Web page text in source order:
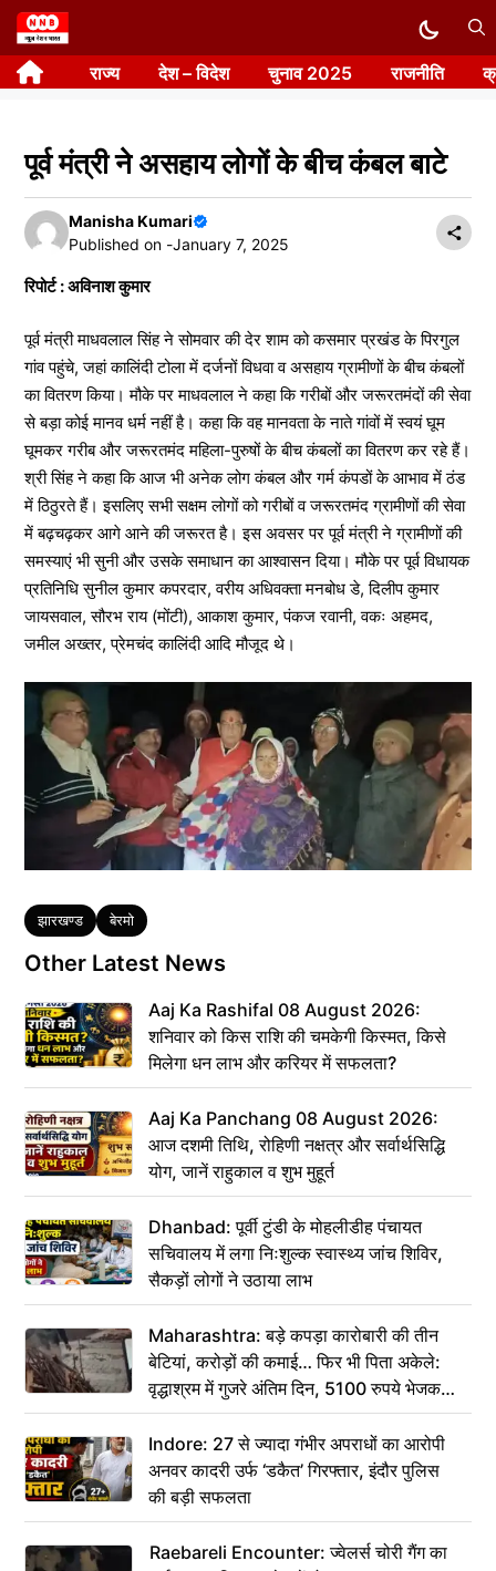
Skip
to
content राज्य देश – विदेश चुनाव 2025 राजनीति
पूर्व मंत्री ने असहाय लोगों के बीच कंबल बाटे
Manisha Kumari
Published on -January 7, 2025
रिपोर्ट : अविनाश कुमार
पूर्व मंत्री माधवलाल सिंह ने सोमवार की देर शाम को कसमार प्रखंड के पिरगुल
गांव पहुंचे, जहां कालिंदी टोला में दर्जनों विधवा व असहाय ग्रामीणों के बीच कंबलों
का वितरण किया। मौके पर माधवलाल ने कहा कि गरीबों और जरूरतमंदों की सेवा
से बड़ा कोई मानव धर्म नहीं है। कहा कि वह मानवता के नाते गांवों में स्वयं घूम
घूमकर गरीब और जरूरतमंद महिला-पुरुषों के बीच कंबलों का वितरण कर रहे हैं।
श्री सिंह ने कहा कि आज भी अनेक लोग कंबल और गर्म कंपडों के आभाव में ठंड
में ठिठुरते हैं। इसलिए सभी सक्षम लोगों को गरीबों व जरूरतमंद ग्रामीणों की सेवा
में बढ़चढ़कर आगे आने की जरूरत है। इस अवसर पर पूर्व मंत्री ने ग्रामीणों की
समस्याएं भी सुनी और उसके समाधान का आश्वासन दिया। मौके पर पूर्व विधायक
प्रतिनिधि सुनील कुमार कपरदार, वरीय अधिवक्ता मनबोध डे, दिलीप कुमार
जायसवाल, सौरभ राय (मोंटी), आकाश कुमार, पंकज रवानी, वकः अहमद,
जमील अख्तर, प्रेमचंद कालिंदी आदि मौजूद थे।
Tags
झारखण्ड बेरमो
Other Latest News
Aaj Ka Rashifal 08 August 2026:
शनिवार को किस राशि की चमकेगी किस्मत, किसे
मिलेगा धन लाभ और करियर में सफलता?
Aaj Ka Panchang 08 August 2026:
आज दशमी तिथि, रोहिणी नक्षत्र और सर्वार्थसिद्धि
योग, जानें राहुकाल व शुभ मुहूर्त
Dhanbad: पूर्वी टुंडी के मोहलीडीह पंचायत
सचिवालय में लगा निःशुल्क स्वास्थ्य जांच शिविर,
सैकड़ों लोगों ने उठाया लाभ
Maharashtra: बड़े कपड़ा कारोबारी की तीन
बेटियां, करोड़ों की कमाई… फिर भी पिता अकेले:
वृद्धाश्रम में गुजरे अंतिम दिन, 5100 रुपये भेजकर
कहा– अंतिम संस्कार कर दीजिए हम नहीं आ पाएंगे
Indore: 27 से ज्यादा गंभीर अपराधों का आरोपी
अनवर कादरी उर्फ ‘डकैत’ गिरफ्तार, इंदौर पुलिस
की बड़ी सफलता
Raebareli Encounter: ज्वेलर्स चोरी गैंग का